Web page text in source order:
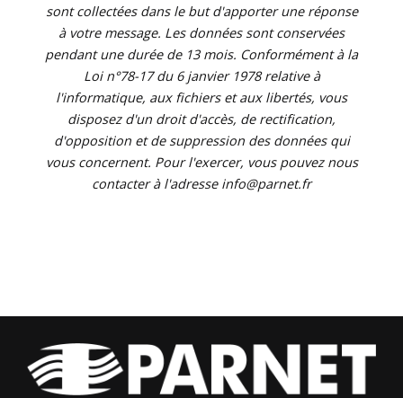
sont collectées dans le but d'apporter une réponse
à votre message. Les données sont conservées
pendant une durée de 13 mois. Conformément à la
Loi n°78-17 du 6 janvier 1978 relative à
l'informatique, aux fichiers et aux libertés, vous
disposez d'un droit d'accès, de rectification,
d'opposition et de suppression des données qui
vous concernent. Pour l'exercer, vous pouvez nous
contacter à l'adresse info@parnet.fr